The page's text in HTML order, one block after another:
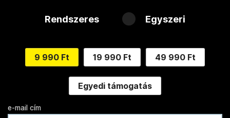
Rendszeres Egyszeri
9 990 Ft 19 990 Ft 49 990 Ft
Egyedi támogatás
e-mail cím